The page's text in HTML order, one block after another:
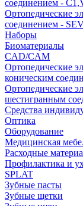
соединением -
Ортопедические
соединением -
Наборы
Биоматериалы
CAD/CAM
Ортопедические
коническим
Ортопедические
шестигранным
Средства
Оптика
Оборудование
Медицинская
Расходные
Профилактика и
SPLAT
Зубные пасты
Зубные щетки